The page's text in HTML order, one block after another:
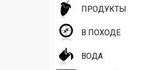
ПРОДУКТЫ
В ПОХОДЕ
ВОДА